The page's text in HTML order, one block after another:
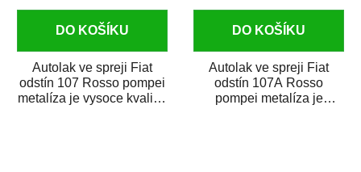
DO KOŠÍKU
Autolak ve spreji Fiat
odstín 107 Rosso pompei
metalíza je vysoce kvalitní
DO KOŠÍKU
Autolak ve spreji Fiat
odstín 107A Rosso
pompei metalíza je